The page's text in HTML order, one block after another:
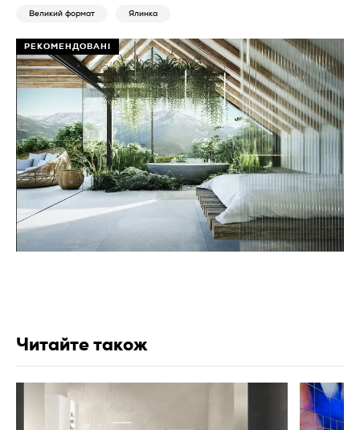
Великий формат Ялинка
РЕКОМЕНДОВАНІ
Читайте також